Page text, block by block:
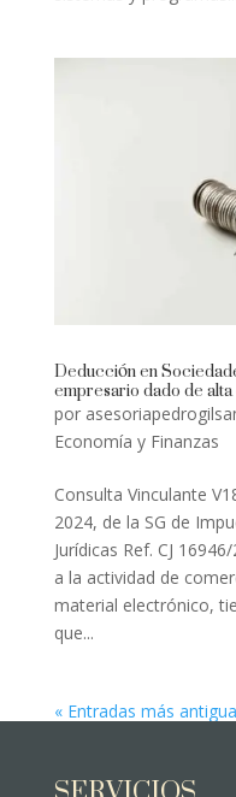
Deducción en
empresario dado de
por
Economía y Finanzas
Consulta Vinculante
2024, de la SG de
Jurídicas Ref. CJ
a la actividad de
material electrónico,
que...
« Entradas más